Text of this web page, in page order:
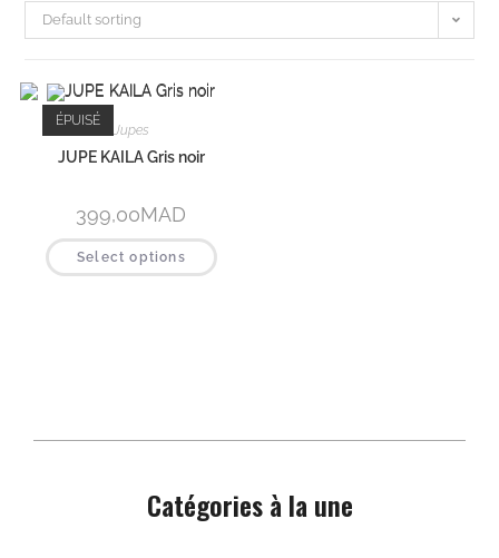
Default sorting
ÉPUISÉ
Jupes
JUPE KAILA Gris noir
399,00MAD
Select options
Catégories à la une